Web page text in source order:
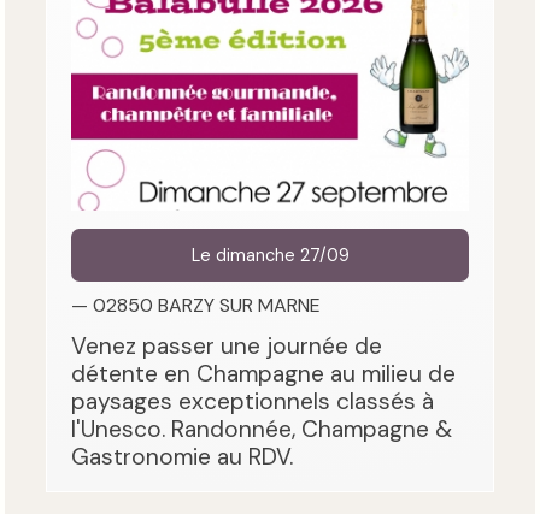
Le dimanche 27/09
— 02850 BARZY SUR MARNE
Venez passer une journée de
détente en Champagne au milieu de
paysages exceptionnels classés à
l'Unesco. Randonnée, Champagne &
Gastronomie au RDV.